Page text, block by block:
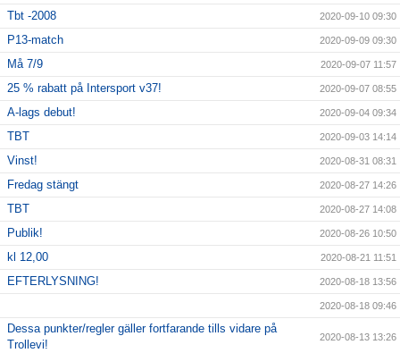
Tbt -2008 2020-09-10 09:30
P13-match 2020-09-09 09:30
Må 7/9 2020-09-07 11:57
25 % rabatt på Intersport v37! 2020-09-07 08:55
A-lags debut! 2020-09-04 09:34
TBT 2020-09-03 14:14
Vinst! 2020-08-31 08:31
Fredag stängt 2020-08-27 14:26
TBT 2020-08-27 14:08
Publik! 2020-08-26 10:50
kl 12,00 2020-08-21 11:51
EFTERLYSNING! 2020-08-18 13:56
2020-08-18 09:46
Dessa punkter/regler gäller fortfarande tills vidare på
Trollevi!
2020-08-13 13:26